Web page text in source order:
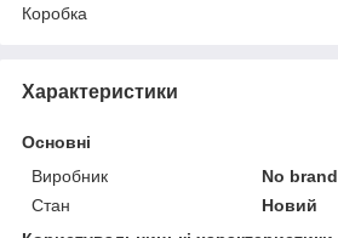
Коробка
Характеристики
Основні
Виробник
No brand
Стан
Новий